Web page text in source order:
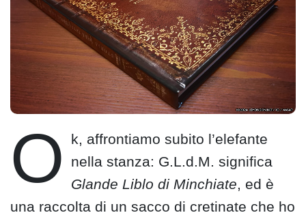
O
k, affrontiamo subito l’elefante
nella stanza: G.L.d.M. significa
Glande Liblo di Minchiate, ed è
una raccolta di un sacco di cretinate che ho